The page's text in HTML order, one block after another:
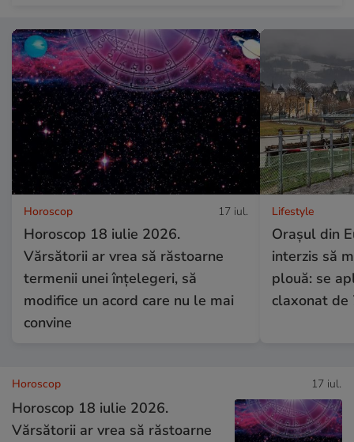
Horoscop 17 iul.
Horoscop 18 iulie 2026.
Vărsătorii ar vrea să răstoarne
termenii unei înțelegeri, să
modifice un acord care nu le mai
convine
Lifestyle
Orașul din
interzis să
plouă: se
claxonat de
Horoscop 17 iul.
Horoscop 18 iulie 2026.
Vărsătorii ar vrea să răstoarne